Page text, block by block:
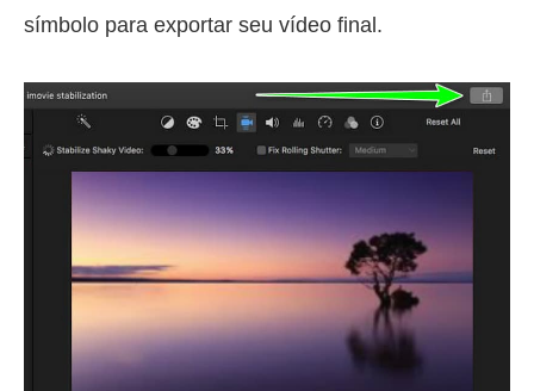
símbolo para exportar seu vídeo final.